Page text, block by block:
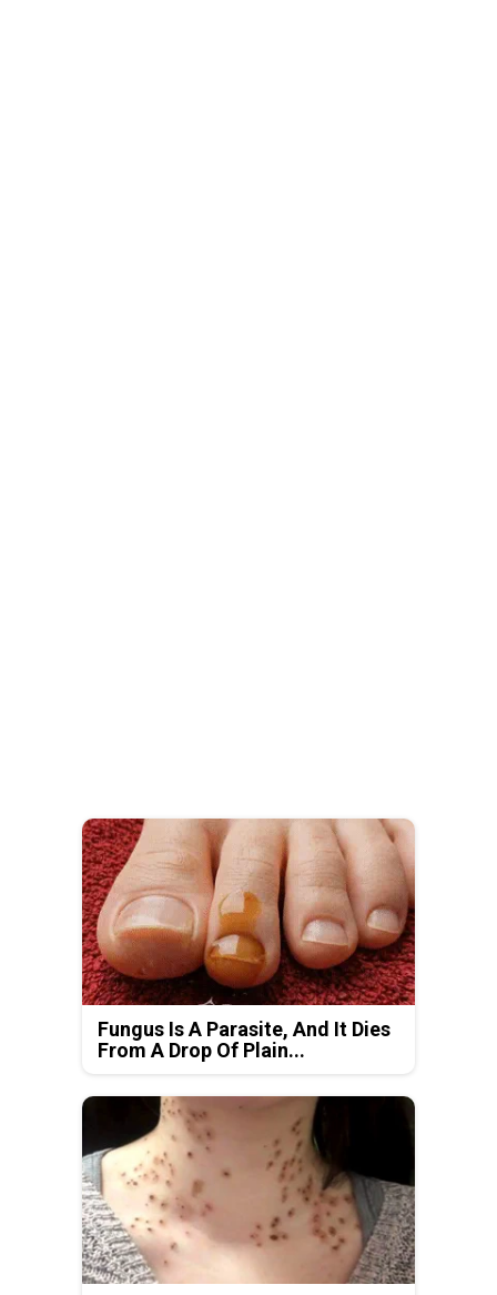
Fungus Is A Parasite, And It Dies
From A Drop Of Plain...